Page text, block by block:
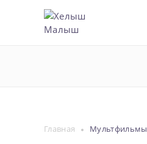
Главная Мультфильмы